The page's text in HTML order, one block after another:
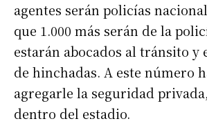
agentes serán policías
que 1.000 más serán de la
estarán abocados al tránsito y
de hinchadas. A este número
agregarle la seguridad
dentro del estadio.